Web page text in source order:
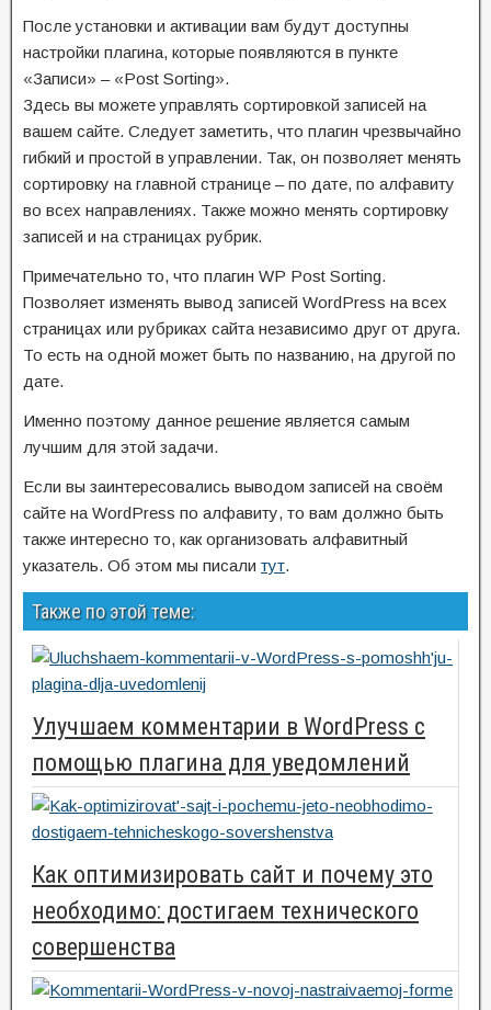
После установки и активации вам будут доступны
настройки плагина, которые появляются в пункте
«Записи» – «Post Sorting».
Здесь вы можете управлять сортировкой записей на
вашем сайте. Следует заметить, что плагин чрезвычайно
гибкий и простой в управлении. Так, он позволяет менять
сортировку на главной странице – по дате, по алфавиту
во всех направлениях. Также можно менять сортировку
записей и на страницах рубрик.
Примечательно то, что плагин WP Post Sorting.
Позволяет изменять вывод записей WordPress на всех
страницах или рубриках сайта независимо друг от друга.
То есть на одной может быть по названию, на другой по
дате.
Именно поэтому данное решение является самым
лучшим для этой задачи.
Если вы заинтересовались выводом записей на своём
сайте на WordPress по алфавиту, то вам должно быть
также интересно то, как организовать алфавитный
указатель. Об этом мы писали тут.
Также по этой теме:
Улучшаем комментарии в WordPress с
помощью плагина для уведомлений
Как оптимизировать сайт и почему это
необходимо: достигаем технического
совершенства